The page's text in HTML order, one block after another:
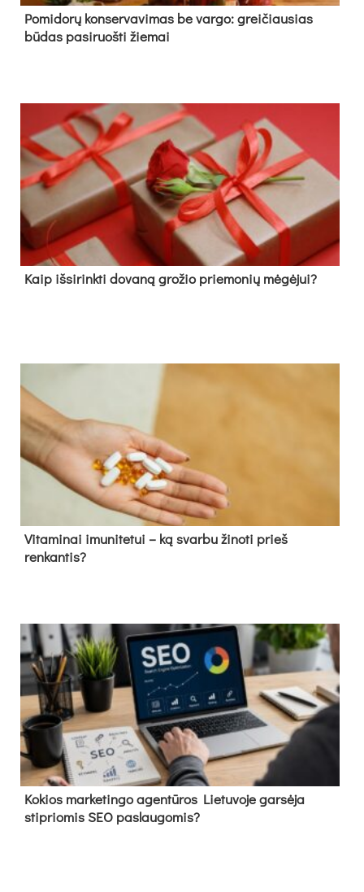
Pomidorų konservavimas be vargo: greičiausias
būdas pasiruošti žiemai
Kaip išsirinkti dovaną grožio priemonių mėgėjui?
Vitaminai imunitetui – ką svarbu žinoti prieš
renkantis?
Kokios marketingo agentūros Lietuvoje garsėja
stipriomis SEO paslaugomis?